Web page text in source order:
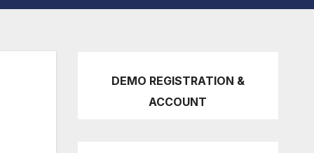
DEMO REGISTRATION &
ACCOUNT